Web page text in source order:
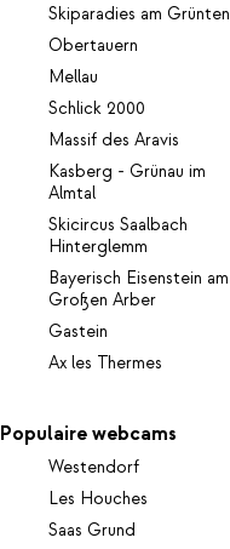
Skiparadies am Grünten
Obertauern
Mellau
Schlick 2000
Massif des Aravis
Kasberg - Grünau im
Almtal
Skicircus Saalbach
Hinterglemm
Bayerisch Eisenstein am
Großen Arber
Gastein
Ax les Thermes
Populaire webcams
Westendorf
Les Houches
Saas Grund